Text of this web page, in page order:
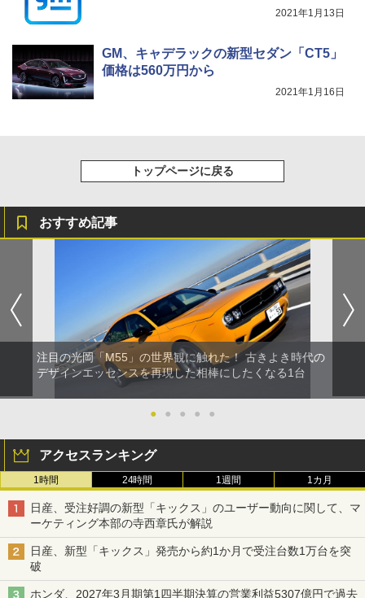
2021年1月13日
GM、キャデラックの新型セダン「CT5」
価格は560万円から
2021年1月16日
トップページに戻る
おすすめ記事
注目の光岡「M55」の世界観に触れた！ 古きよき時代の
デザインエッセンスを再現した相棒にしたくなる1台
● ● ● ● ●
アクセスランキング
1時間 24時間 1週間 1カ月
日産、受注好調の新型「キックス」のユーザー動向に関して、マ
ーケティング本部の寺西章氏が解説
日産、新型「キックス」発売から約1か月で受注台数1万台を突
破
ホンダ、2027年3月期第1四半期決算の営業利益5307億円で過去